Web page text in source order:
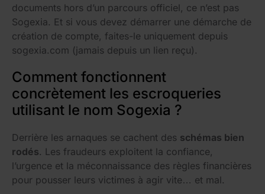
documents hors d’un parcours officiel, ce n’est pas
Sogexia. Et si vous devez démarrer une démarche de
création de compte, faites-le uniquement depuis
sogexia.com (jamais depuis un lien reçu).
Comment fonctionnent
concrètement les escroqueries
utilisant le nom Sogexia ?
Derrière les arnaques se cachent des schémas bien
rodés. Les fraudeurs exploitent la confiance,
l’urgence et la méconnaissance des règles financières
pour pousser leurs victimes à agir vite… et mal.